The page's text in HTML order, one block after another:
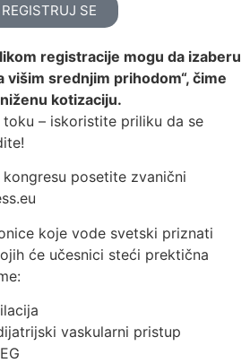
REGISTRUJ SE
registracije mogu da izaberu
višim srednjim prihodom“, čime
kotizaciju.
toku – iskoristite priliku da se
posetite zvanični
koje vode svetski priznati
će učesnici steći prektična
vaskularni pristup